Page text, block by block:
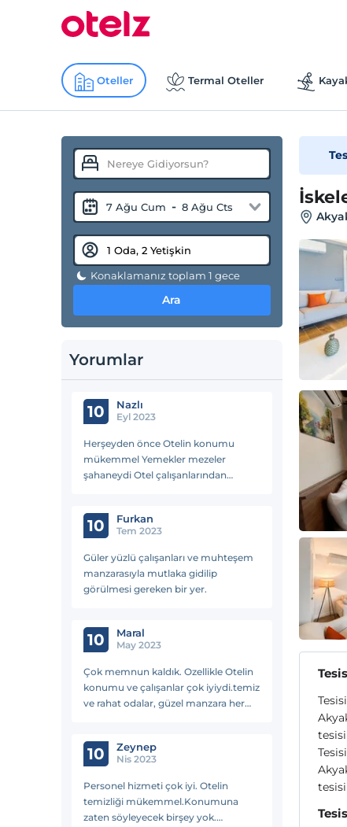
Oteller Termal Oteller
7 Ağu Cum - 8 Ağu Cts
Konaklamanız toplam 1 gece
Ara
Yorumlar
10 Nazlı
Eyl 2023
Herşeyden önce Otelin konumu
mükemmel Yemekler mezeler
şahaneydi Otel çalışanlarından
gösterdiğiniz için size minnettarız
10 Furkan
Tem 2023
Güler yüzlü çalışanları ve muhteşem
manzarasıyla mutlaka gidilip
görülmesi gereken bir yer.
10 Maral
May 2023
Çok memnun kaldık. Ozellikle Otelin
konumu ve çalışanlar çok iyiydi.temiz
ve rahat odalar, güzel manzara her
10 Zeynep
Nis 2023
Personel hizmeti çok iyi. Otelin
temizliği mükemmel.Konumuna
zaten söyleyecek birşey yok.